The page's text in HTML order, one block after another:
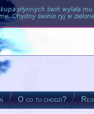
płynnych świń wylała
Ohydny świnio ryj w
O co tu chodzi?